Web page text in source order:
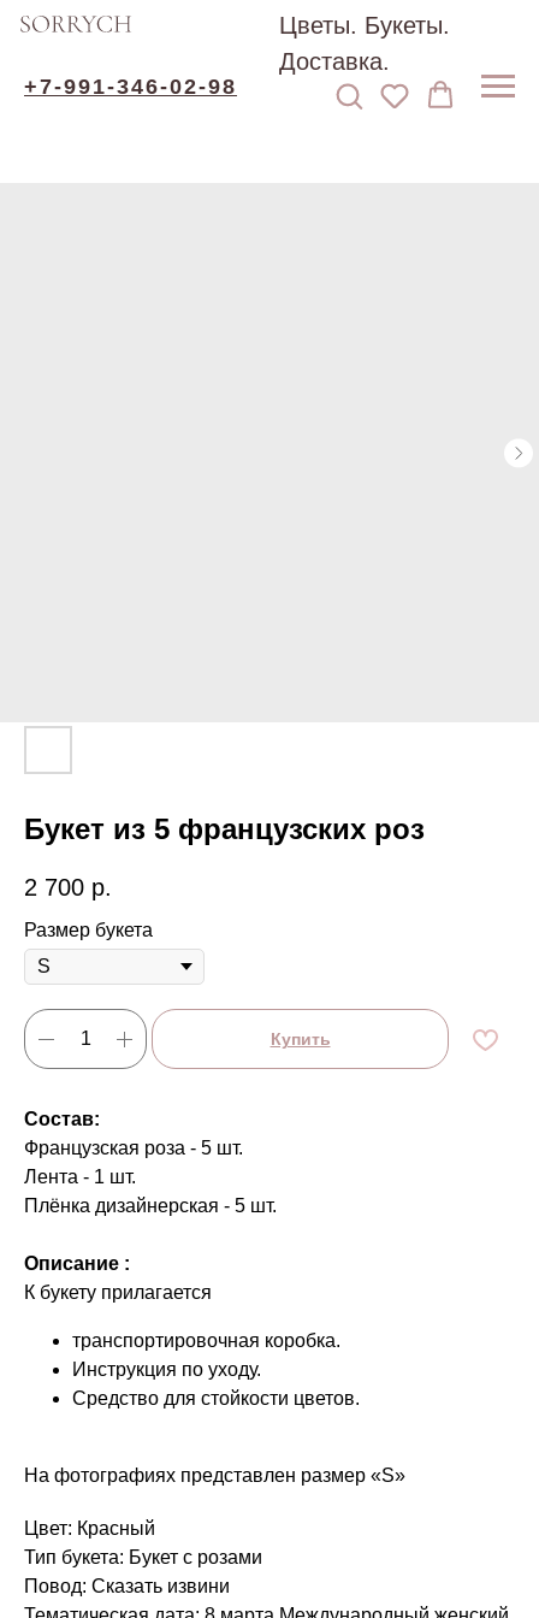
Цветы. Букеты.
+7-991-346-02-98
Букет из 5 французских роз
2 700 р.
Размер букета
Купить
Состав:
Французская роза - 5 шт.
Лента - 1 шт.
Плёнка дизайнерская - 5 шт.
Описание :
К букету прилагается
транспортировочная коробка.
Инструкция по уходу.
Средство для стойкости цветов.
На фотографиях представлен размер «S»
Цвет: Красный
Тип букета: Букет с розами
Повод: Сказать извини